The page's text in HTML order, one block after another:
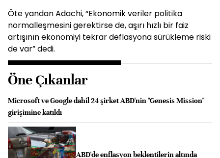
Öte yandan Adachi, “Ekonomik veriler politika
normalleşmesini gerektirse de, aşırı hızlı bir faiz
artışının ekonomiyi tekrar deflasyona sürükleme riski
de var” dedi.
Öne Çıkanlar
Microsoft ve Google dahil 24 şirket ABD'nin "Genesis Mission"
girişimine katıldı
ABD'de enflasyon beklentilerin altında